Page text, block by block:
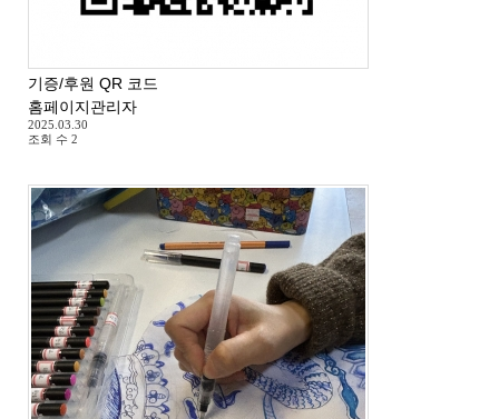
기증/후원 QR 코드
홈페이지관리자
2025.03.30
조회 수 2